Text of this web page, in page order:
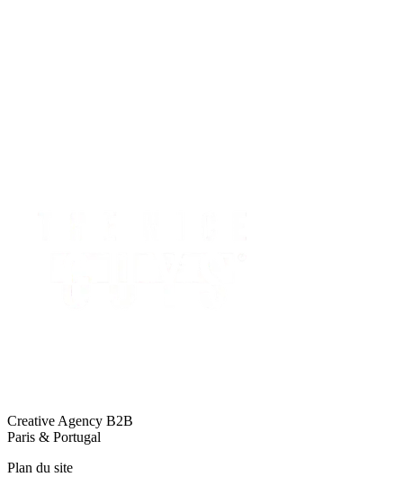
Creative Agency B2B
Paris & Portugal
Plan du site